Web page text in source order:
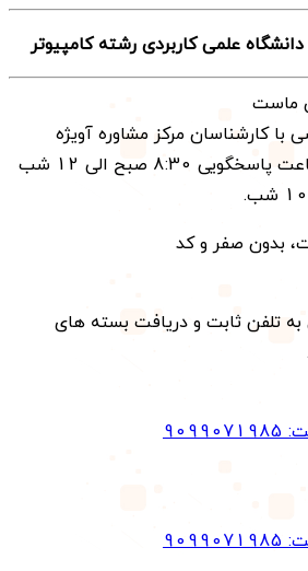
علمی کاربردی رشته کامپیوتر
ماست
با کارشناسان مرکز مشاوره آویژه
تماس حاصل فرمایید ساعت پاسخگویی 8:30 صبح الی 12 شب
بدون صفر و کد
تلفن ثابت و دریافت بسته های
9099071985
9099071985